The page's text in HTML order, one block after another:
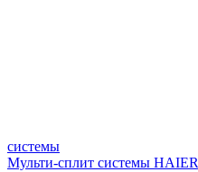
системы
Мульти-сплит системы HAIER